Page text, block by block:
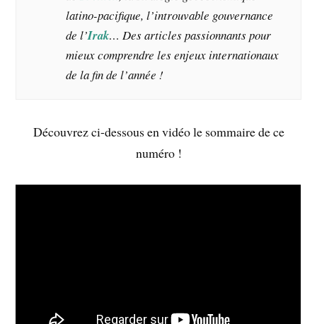
latino-pacifique, l’introuvable gouvernance
de l’Irak… Des articles passionnants pour
mieux comprendre les enjeux internationaux
de la fin de l’année !
Découvrez ci-dessous en vidéo le sommaire de ce
numéro !